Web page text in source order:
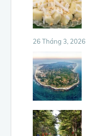
26 Tháng 3, 2026